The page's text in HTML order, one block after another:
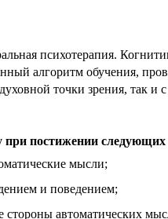
психотерапия.
алгоритм обучения,
точки зрения, так и
при постижении следующих
мысли;
и поведением;
стороны автоматических